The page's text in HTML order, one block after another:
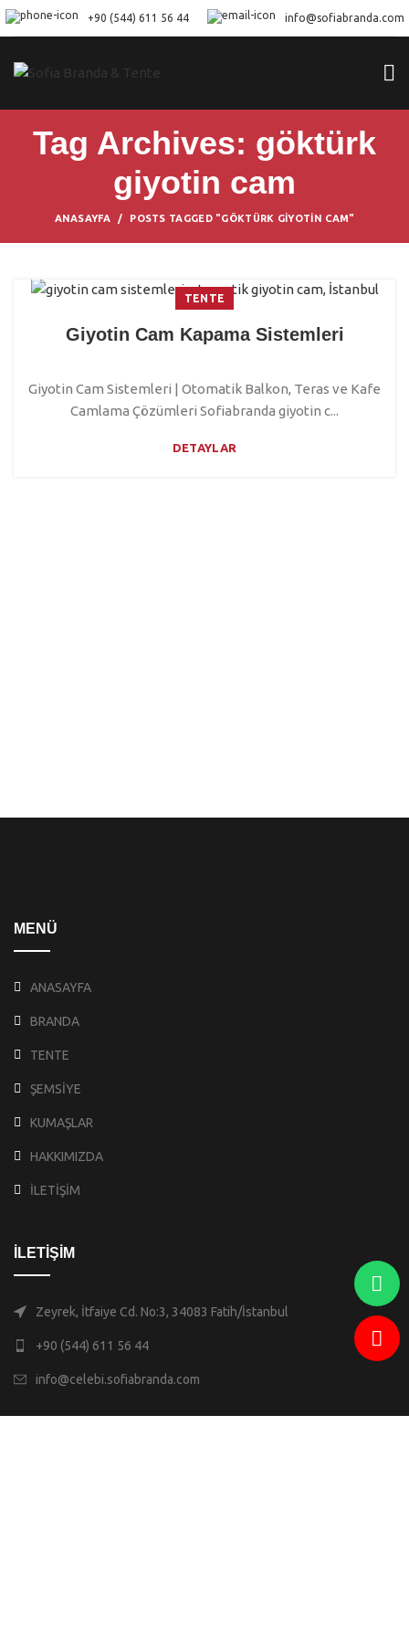
+90 (544) 611 56 44 info@sofiabranda.com
Tag Archives: göktürk
giyotin cam
ANASAYFA POSTS TAGGED "GÖKTÜRK GIYOTIN CAM"
TENTE
Giyotin Cam Kapama Sistemleri
Giyotin Cam Sistemleri | Otomatik Balkon, Teras ve Kafe
Camlama Çözümleri Sofiabranda giyotin c...
DETAYLAR
MENÜ
ANASAYFA
BRANDA
TENTE
ŞEMSİYE
KUMAŞLAR
HAKKIMIZDA
İLETİŞİM
İLETİŞİM
Zeyrek, İtfaiye Cd. No:3, 34083 Fatih/İstanbul
+90 (544) 611 56 44
info@celebi.sofiabranda.com